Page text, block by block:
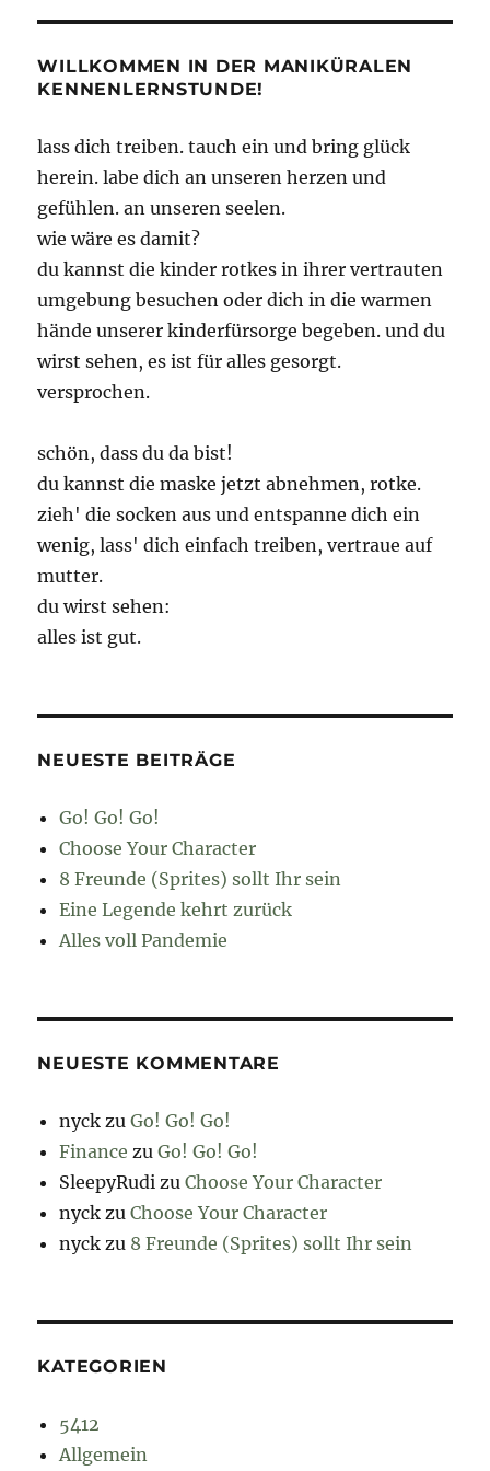
Ihr
WILLKOMMEN IN DER MANIKÜRALEN
KENNENLERNSTUNDE!
lass dich treiben. tauch ein und bring glück
herein. labe dich an unseren herzen und
gefühlen. an unseren seelen.
wie wäre es damit?
du kannst die kinder rotkes in ihrer vertrauten
umgebung besuchen oder dich in die warmen
hände unserer kinderfürsorge begeben. und du
wirst sehen, es ist für alles gesorgt.
versprochen.
schön, dass du da bist!
du kannst die maske jetzt abnehmen, rotke.
zieh' die socken aus und entspanne dich ein
wenig, lass' dich einfach treiben, vertraue auf
mutter.
du wirst sehen:
alles ist gut.
NEUESTE BEITRÄGE
Go! Go! Go!
Choose Your Character
8 Freunde (Sprites) sollt Ihr sein
Eine Legende kehrt zurück
Alles voll Pandemie
NEUESTE KOMMENTARE
nyck zuGo! Go! Go!
Finance zuGo! Go! Go!
SleepyRudi zuChoose Your Character
nyck zuChoose Your Character
nyck zu 8 Freunde (Sprites) sollt Ihr sein
KATEGORIEN
5412
Allgemein